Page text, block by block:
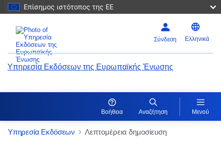
Επίσημος ιστότοπος της ΕΕ
Σύνδεση Ελληνικά
Υπηρεσία Εκδόσεων της Ευρωπαϊκής Ένωσης
Βοήθεια Αναζήτηση Μενού
Υπηρεσία Εκδόσεων Λεπτομέρεια δημοσίευση